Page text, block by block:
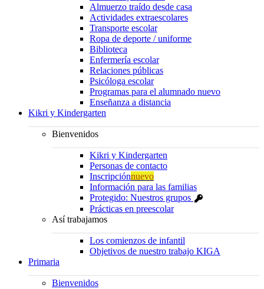
Almuerzo traído desde casa
Actividades extraescolares
Transporte escolar
Ropa de deporte / uniforme
Biblioteca
Enfermería escolar
Relaciones públicas
Psicóloga escolar
Programas para el alumnado nuevo
Enseñanza a distancia
Kikri y Kindergarten
Bienvenidos
Kikri y Kindergarten
Personas de contacto
Inscripciónnuevo
Información para las familias
Protegido: Nuestros grupos
Prácticas en preescolar
Así trabajamos
Los comienzos de infantil
Objetivos de nuestro trabajo KIGA
Primaria
Bienvenidos